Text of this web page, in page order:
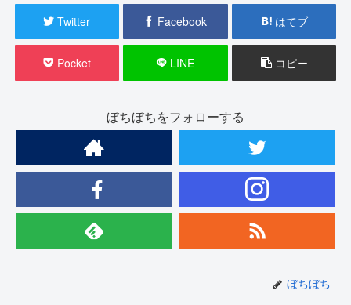
Twitter Facebook はてブ
Pocket LINE コピー
ぼちぼちをフォローする
ぼちぼち